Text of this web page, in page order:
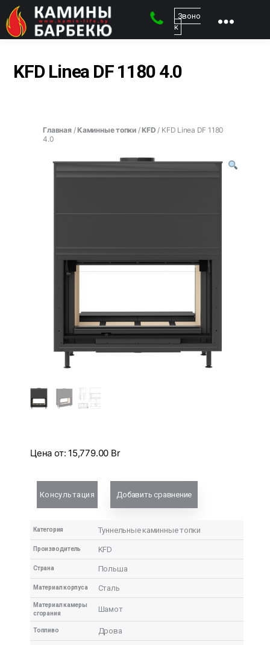
Магазин
Звоно
к
KFD Linea DF 1180 4.0
Главная/Каминные топки/KFD / KFD Linea DF 1180
4.0
Цена от: 15,779.00 Br
Консультация Добавить сравнение
Категория Туннельные каминные топки
Производитель KFD
Страна Польша
Материал корпуса Сталь
Материал камеры
сгорания
Шамот
Топливо Дрова